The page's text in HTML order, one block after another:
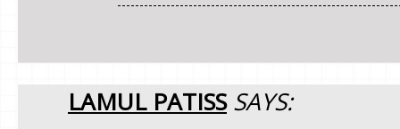
LAMUL PATISS SAYS: